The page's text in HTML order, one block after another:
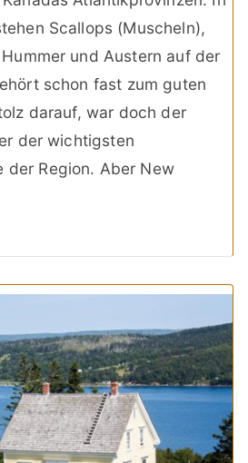
Scallops (Muscheln),
und Austern auf der
schon fast zum guten
darauf, war doch der
der wichtigsten
der Region. Aber New